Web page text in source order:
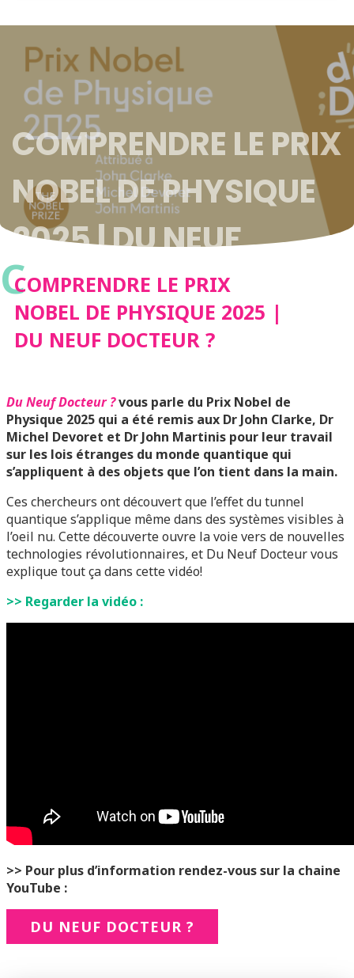
COMPRENDRE LE PRIX
NOBEL DE PHYSIQUE
2025 | DU NEUF
DOCTEUR ?
CCOMPRENDRE LE PRIX
NOBEL DE PHYSIQUE 2025 |
DU NEUF DOCTEUR ?
Du Neuf Docteur ?vous parle du Prix Nobel de
Physique 2025 qui a été remis aux Dr John Clarke, Dr
Michel Devoret et Dr John Martinis pour leur travail
sur les lois étranges du monde quantique qui
s’appliquent à des objets que l’on tient dans la main.
Ces chercheurs ont découvert que l’effet du tunnel
quantique s’applique même dans des systèmes visibles à
l’oeil nu. Cette découverte ouvre la voie vers de nouvelles
technologies révolutionnaires, et Du Neuf Docteur vous
explique tout ça dans cette vidéo!
>> Regarder la vidéo :
>> Pour plus d’information rendez-vous sur la chaine
YouTube :
DU NEUF DOCTEUR ?